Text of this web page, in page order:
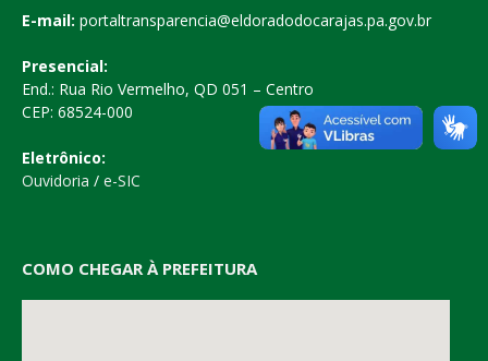
E-mail: portaltransparencia@eldoradodocarajas.pa.gov.br
Presencial:
End.: Rua Rio Vermelho, QD 051 – Centro
CEP: 68524-000
Eletrônico:
Ouvidoria / e-SIC
COMO CHEGAR À PREFEITURA